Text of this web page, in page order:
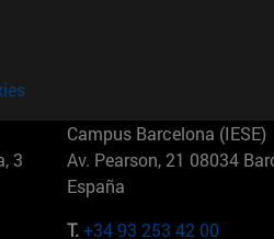
3
Campus Barcelona (IESE)
Av. Pearson, 21 08034
España
T.+34 93 253 42 00